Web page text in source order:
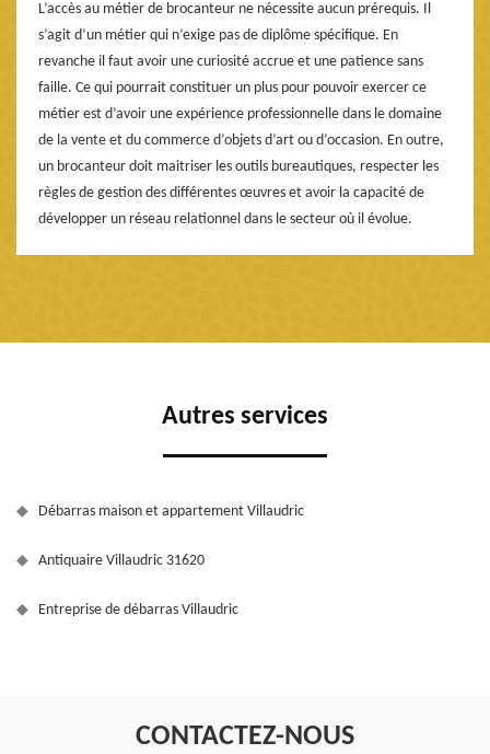
L’accès au métier de brocanteur ne nécessite aucun prérequis. Il
s’agit d’un métier qui n’exige pas de diplôme spécifique. En
revanche il faut avoir une curiosité accrue et une patience sans
faille. Ce qui pourrait constituer un plus pour pouvoir exercer ce
métier est d’avoir une expérience professionnelle dans le domaine
de la vente et du commerce d’objets d’art ou d’occasion. En outre,
un brocanteur doit maitriser les outils bureautiques, respecter les
règles de gestion des différentes œuvres et avoir la capacité de
développer un réseau relationnel dans le secteur où il évolue.
Autres services
Débarras maison et appartement Villaudric
Antiquaire Villaudric 31620
Entreprise de débarras Villaudric
CONTACTEZ-NOUS